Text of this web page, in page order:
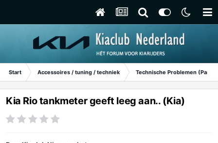
Start Accessoires / tuning / techniek Technische Problemen
Kia Rio tankmeter geeft leeg aan.. (Kia)